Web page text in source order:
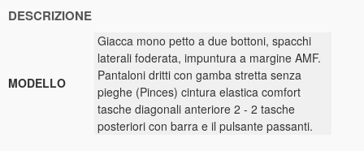
DESCRIZIONE
MODELLO
Giacca mono petto a due bottoni, spacchi
laterali foderata, impuntura a margine AMF.
Pantaloni dritti con gamba stretta senza
pieghe (Pinces) cintura elastica comfort
tasche diagonali anteriore 2 - 2 tasche
posteriori con barra e il pulsante passanti.